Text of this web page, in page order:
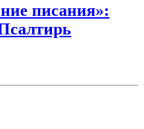
писания»: